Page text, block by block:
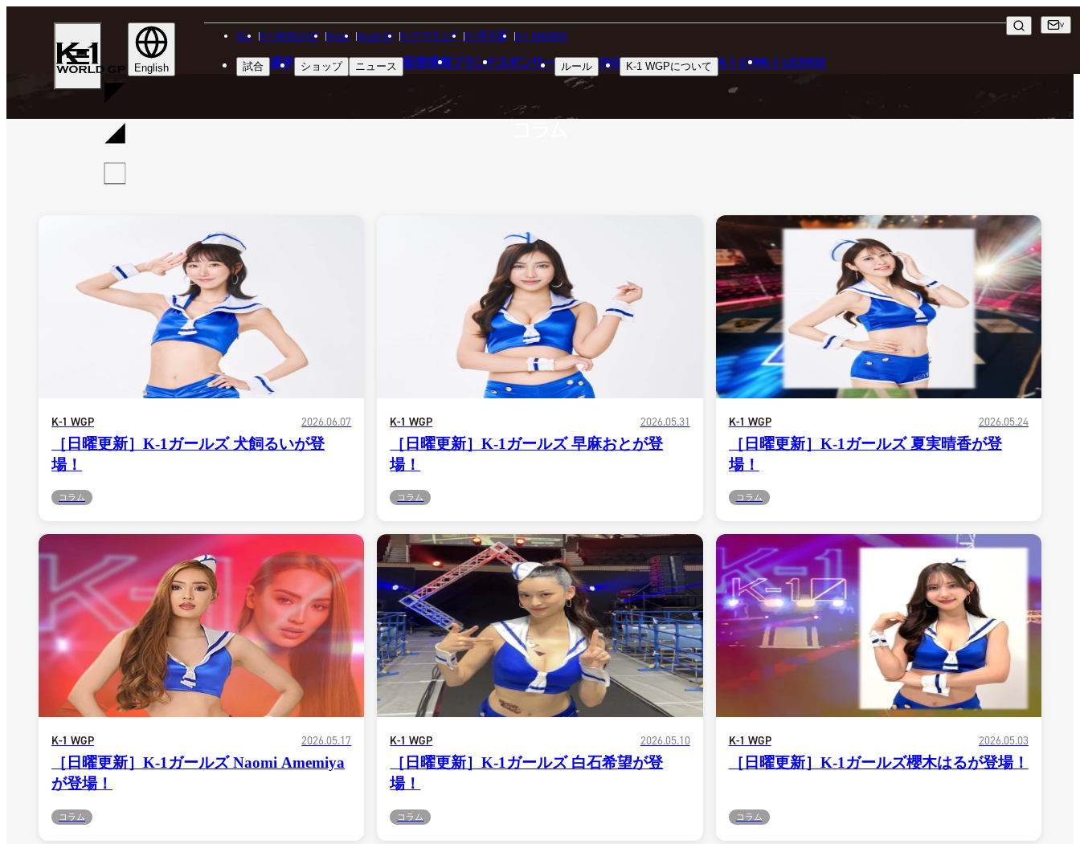
K-
1
WGP
English
ALL K-1 WORLD GP Krush Krush-EX K-1アマチュア K-1甲子園 K-1 AWARDS
試合 選手 ショップ ニュース 配信情報ブランドスポンサー ルール SNS K-1 WGPについて K-1 GYMK-1 LICENSE
COLUMN
K-1 WGP 2026.06.07
［日曜更新］K-1ガールズ 犬飼るいが登
場！
コラム
K-1 WGP 2026.05.31
［日曜更新］K-1ガールズ 早麻おとが登
場！
コラム
K-1 WGP 2026.05.24
［日曜更新］K-1ガールズ 夏実晴香が登
場！
コラム
K-1 WGP 2026.05.17
［日曜更新］K-1ガールズ Naomi Amemiya
が登場！
コラム
K-1 WGP 2026.05.10
［日曜更新］K-1ガールズ 白石希望が登
場！
コラム
K-1 WGP 2026.05.03
［日曜更新］K-1ガールズ櫻木はるが登場！
コラム